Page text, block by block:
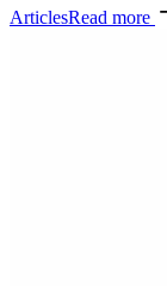
ArticlesRead more